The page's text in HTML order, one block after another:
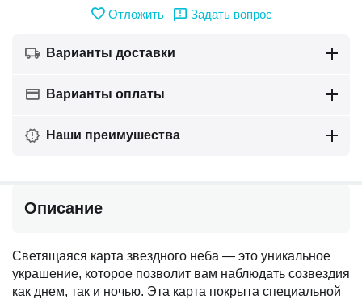
Отложить Задать вопрос
Варианты доставки
Варианты оплаты
Наши преимушества
Описание
Светящаяся карта звездного неба — это уникальное
украшение, которое позволит вам наблюдать созвездия
как днем, так и ночью. Эта карта покрыта специальной